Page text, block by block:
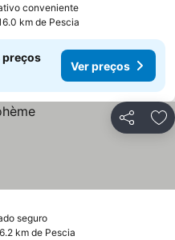
convenienteVer preços
km de Pescia
preços
Ver preços
Partilhar
seguroVer preços
km de Pescia